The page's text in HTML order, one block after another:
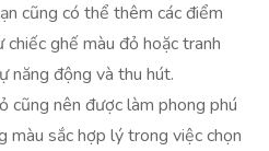
cũng có thể thêm các điểm
chiếc ghế màu đỏ hoặc tranh
năng động và thu hút.
cũng nên được làm phong phú
màu sắc hợp lý trong việc chọn